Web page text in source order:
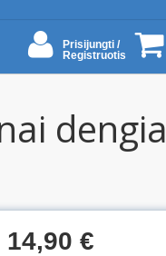
Prisijungti /
Registruotis
dengia
14,90 €